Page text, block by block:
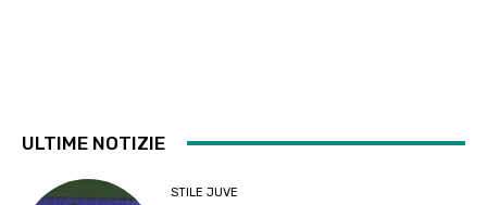
ULTIME NOTIZIE
STILE JUVE